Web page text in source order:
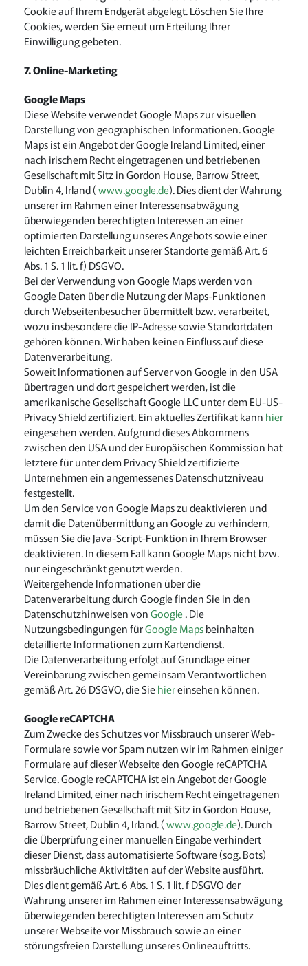
Cookie auf Ihrem Endgerät abgelegt. Löschen Sie Ihre
Cookies, werden Sie erneut um Erteilung Ihrer
Einwilligung gebeten.
7. Online-Marketing
Google Maps
Diese Website verwendet Google Maps zur visuellen
Darstellung von geographischen Informationen. Google
Maps ist ein Angebot der Google Ireland Limited, einer
nach irischem Recht eingetragenen und betriebenen
Gesellschaft mit Sitz in Gordon House, Barrow Street,
Dublin 4, Irland (www.google.de). Dies dient der Wahrung
unserer im Rahmen einer Interessensabwägung
überwiegenden berechtigten Interessen an einer
optimierten Darstellung unseres Angebots sowie einer
leichten Erreichbarkeit unserer Standorte gemäß Art. 6
Abs. 1 S. 1 lit. f) DSGVO.
Bei der Verwendung von Google Maps werden von
Google Daten über die Nutzung der Maps-Funktionen
durch Webseitenbesucher übermittelt bzw. verarbeitet,
wozu insbesondere die IP-Adresse sowie Standortdaten
gehören können. Wir haben keinen Einfluss auf diese
Datenverarbeitung.
Soweit Informationen auf Server von Google in den USA
übertragen und dort gespeichert werden, ist die
amerikanische Gesellschaft Google LLC unter dem EU-US-
Privacy Shield zertifiziert. Ein aktuelles Zertifikat kann hier
eingesehen werden. Aufgrund dieses Abkommens
zwischen den USA und der Europäischen Kommission hat
letztere für unter dem Privacy Shield zertifizierte
Unternehmen ein angemessenes Datenschutzniveau
festgestellt.
Um den Service von Google Maps zu deaktivieren und
damit die Datenübermittlung an Google zu verhindern,
müssen Sie die Java-Script-Funktion in Ihrem Browser
deaktivieren. In diesem Fall kann Google Maps nicht bzw.
nur eingeschränkt genutzt werden.
Weitergehende Informationen über die
Datenverarbeitung durch Google finden Sie in den
Datenschutzhinweisen vonGoogle. Die
Nutzungsbedingungen fürGoogle Mapsbeinhalten
detaillierte Informationen zum Kartendienst.
Die Datenverarbeitung erfolgt auf Grundlage einer
Vereinbarung zwischen gemeinsam Verantwortlichen
gemäß Art. 26 DSGVO, die Siehiereinsehen können.
Google reCAPTCHA
Zum Zwecke des Schutzes vor Missbrauch unserer Web-
Formulare sowie vor Spam nutzen wir im Rahmen einiger
Formulare auf dieser Webseite den Google reCAPTCHA
Service. Google reCAPTCHA ist ein Angebot der Google
Ireland Limited, einer nach irischem Recht eingetragenen
und betriebenen Gesellschaft mit Sitz in Gordon House,
Barrow Street, Dublin 4, Irland. (www.google.de). Durch
die Überprüfung einer manuellen Eingabe verhindert
dieser Dienst, dass automatisierte Software (sog. Bots)
missbräuchliche Aktivitäten auf der Website ausführt.
Dies dient gemäß Art. 6 Abs. 1 S. 1 lit. f DSGVO der
Wahrung unserer im Rahmen einer Interessensabwägung
überwiegenden berechtigten Interessen am Schutz
unserer Webseite vor Missbrauch sowie an einer
störungsfreien Darstellung unseres Onlineauftritts.